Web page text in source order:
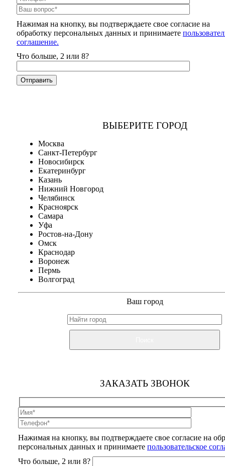
Нажимая на кнопку, вы подтверждаете свое согласие на
обработку персональных данных и принимаете
соглашение.
Что больше, 2 или 8?
ВЫБЕРИТЕ ГОРОД
Москва
Санкт-Петербург
Новосибирск
Екатеринбург
Казань
Нижний Новгород
Челябинск
Красноярск
Самара
Уфа
Ростов-на-Дону
Омск
Краснодар
Воронеж
Пермь
Волгоград
Ваш город
ЗАКАЗАТЬ ЗВОНОК
Нажимая на кнопку, вы подтверждаете свое согласие на
персональных данных и принимаете пользовательское
Что больше, 2 или 8?